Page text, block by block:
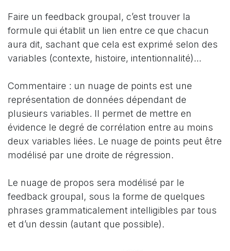
Faire un feedback groupal, c’est trouver la
formule qui établit un lien entre ce que chacun
aura dit, sachant que cela est exprimé selon des
variables (contexte, histoire, intentionnalité)...
Commentaire : un nuage de points est une
représentation de données dépendant de
plusieurs variables. Il permet de mettre en
évidence le degré de corrélation entre au moins
deux variables liées. Le nuage de points peut être
modélisé par une droite de régression.
Le nuage de propos sera modélisé par le
feedback groupal, sous la forme de quelques
phrases grammaticalement intelligibles par tous
et d’un dessin (autant que possible).